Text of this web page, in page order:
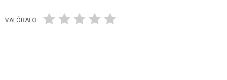
VALÓRALO